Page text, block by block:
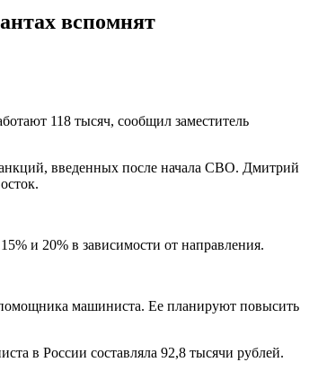
вспомнят
118 тысяч, сообщил заместитель
введенных после начала СВО. Дмитрий
и 20% в зависимости от направления.
машиниста. Ее планируют повысить
в России составляла 92,8 тысячи рублей.